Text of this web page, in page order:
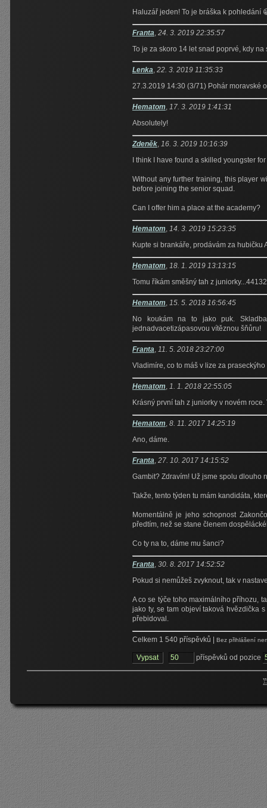
Haluzář jeden! To je bráška k pohledání
Franta, 24. 3. 2019 22:35:57
To je za skoro 14 let snad poprvé, kdy
Lenka, 22. 3. 2019 11:35:33
27.3.2019 14:30 (3/71) Pohár moravské
Hematom, 17. 3. 2019 1:41:31
Absolutely!
Zdeněk, 16. 3. 2019 10:16:39
I think I have found a skilled youngster
Without any further training, this player
before joining the senior squad.
Can I offer him a place at the academy?
Hematom, 14. 3. 2019 15:23:35
Kupte si brankáře, prodávám za hubičku
Hematom, 18. 1. 2019 13:13:15
Tomu říkám směšný tah z
Hematom, 15. 5. 2018 16:56:45
No koukám na to jako puk.
jednadvacetizápasovou vítěznou šňůru!
Franta, 11. 5. 2018 23:27:00
Vladimíre, co to máš v lize za
Hematom, 1. 1. 2018 22:55:05
Krásný první tah z juniorky v novém
Hematom, 8. 11. 2017 14:25:19
Ano, dáme.
Franta, 27. 10. 2017 14:15:52
Gambit? Zdravím! Už jsme spolu dlouho
Takže, tento týden tu mám kandidáta,
Momentálně je jeho schopnost
předtím, než se stane členem
Co ty na to, dáme mu šanci?
Franta, 30. 8. 2017 14:52:52
Pokud si nemůžeš zvyknout, tak v
A co se týče toho maximálního příhozu,
jako ty, se tam objeví taková hvězdička
přebidoval.
Celkem 1 540 příspěvků | Bez přihlášení
příspěvků od pozice